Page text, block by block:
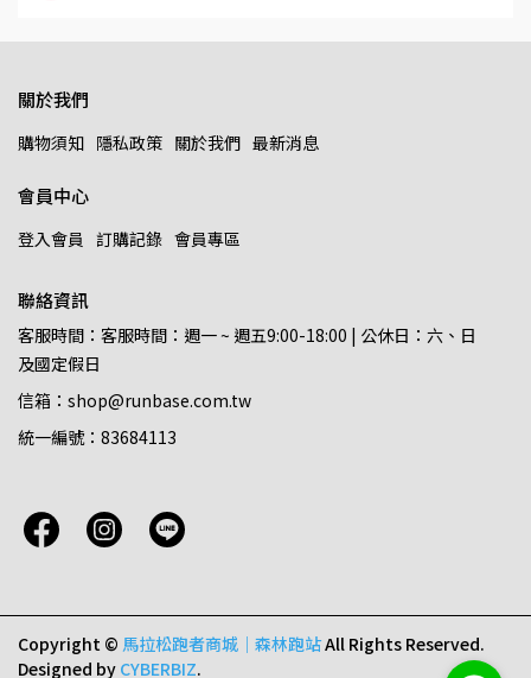
關於我們
購物須知 隱私政策 關於我們 最新消息
會員中心
登入會員 訂購記錄 會員專區
聯絡資訊
客服時間：客服時間：週一 ~ 週五9:00-18:00 | 公休日：六、日
及國定假日
信箱：shop@runbase.com.tw
統一編號：83684113
Copyright © 馬拉松跑者商城｜森林跑站All Rights Reserved.
Designed by CYBERBIZ.